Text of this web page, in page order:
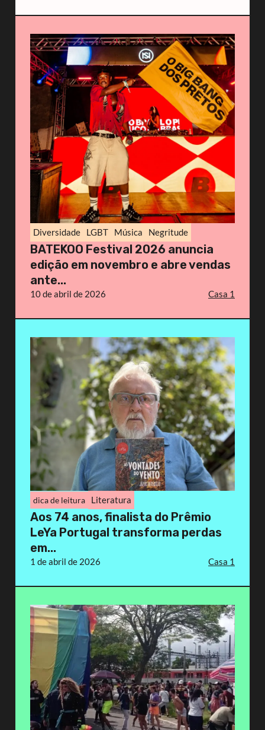
Diversidade LGBT Música Negritude
BATEKOO Festival 2026 anuncia
edição em novembro e abre vendas
ante...
10 de abril de 2026 Casa 1
dica de leitura Literatura
Aos 74 anos, finalista do Prêmio
LeYa Portugal transforma perdas
em...
1 de abril de 2026 Casa 1